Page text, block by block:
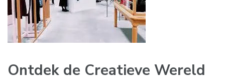
Ontdek de Creatieve Wereld